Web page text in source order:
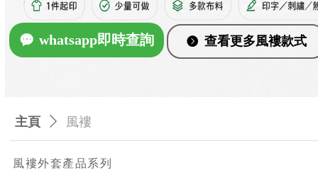
主頁 ꄲ 風褸
風褸外套產品系列
끁 whatsapp即時查詢 뀹 查看更多風褸款式